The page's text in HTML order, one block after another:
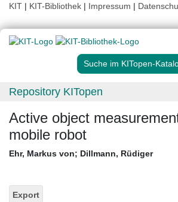
KIT | KIT-Bibliothek | Impressum |
Suche im KITopen-
Repository KITopen
Active object
mobile robot
Ehr, Markus von; Dillmann, Rüdiger
Export